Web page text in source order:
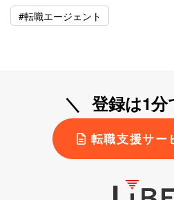
#転職エージェント
登録は1分
転職支援サー